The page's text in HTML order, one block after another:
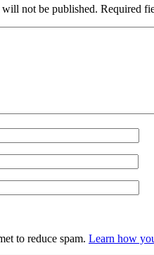
will not be published. Required
to reduce spam. Learn how